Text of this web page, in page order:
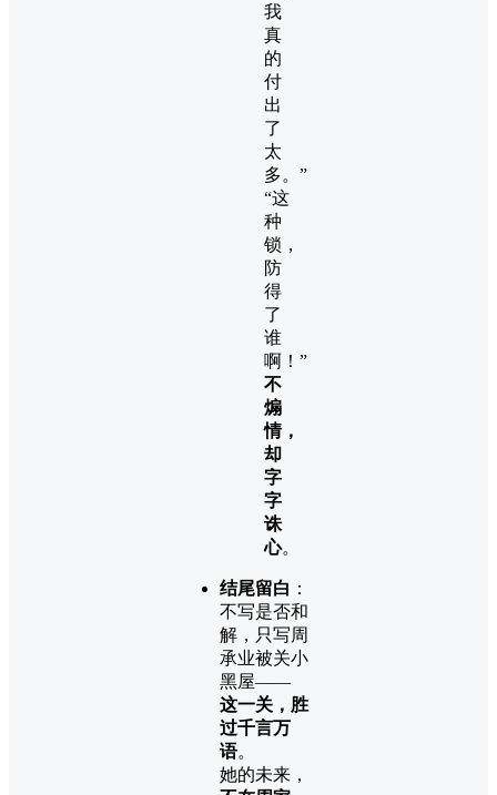
我
真
的
付
出
了
太
多。”
“这
种
锁，
防
得
了
谁
啊！”
不
煽
情，
却
字
字
诛
心。
结尾留白 ：
不写是否和
解，只写周
承业被关小
黑屋——
这一关，胜
过千言万
语。
她的未来，